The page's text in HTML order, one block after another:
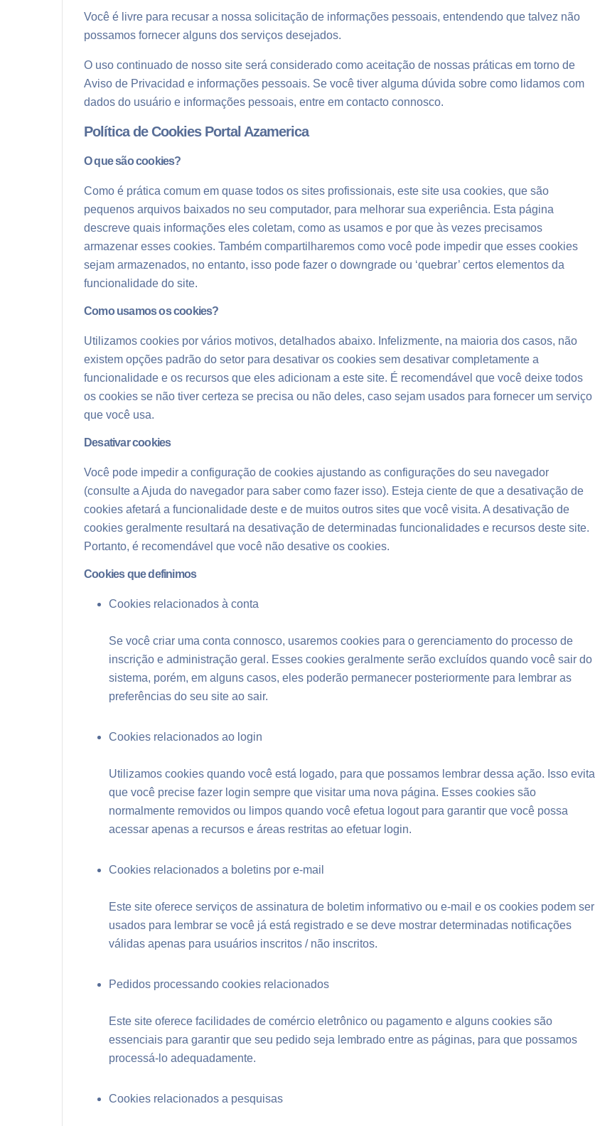
Você é livre para recusar a nossa solicitação de informações pessoais, entendendo que talvez não
possamos fornecer alguns dos serviços desejados.
O uso continuado de nosso site será considerado como aceitação de nossas práticas em torno de
Aviso de Privacidad e informações pessoais. Se você tiver alguma dúvida sobre como lidamos com
dados do usuário e informações pessoais, entre em contacto connosco.
Política de Cookies Portal Azamerica
O que são cookies?
Como é prática comum em quase todos os sites profissionais, este site usa cookies, que são
pequenos arquivos baixados no seu computador, para melhorar sua experiência. Esta página
descreve quais informações eles coletam, como as usamos e por que às vezes precisamos
armazenar esses cookies. Também compartilharemos como você pode impedir que esses cookies
sejam armazenados, no entanto, isso pode fazer o downgrade ou ‘quebrar’ certos elementos da
funcionalidade do site.
Como usamos os cookies?
Utilizamos cookies por vários motivos, detalhados abaixo. Infelizmente, na maioria dos casos, não
existem opções padrão do setor para desativar os cookies sem desativar completamente a
funcionalidade e os recursos que eles adicionam a este site. É recomendável que você deixe todos
os cookies se não tiver certeza se precisa ou não deles, caso sejam usados ​​para fornecer um serviço
que você usa.
Desativar cookies
Você pode impedir a configuração de cookies ajustando as configurações do seu navegador
(consulte a Ajuda do navegador para saber como fazer isso). Esteja ciente de que a desativação de
cookies afetará a funcionalidade deste e de muitos outros sites que você visita. A desativação de
cookies geralmente resultará na desativação de determinadas funcionalidades e recursos deste site.
Portanto, é recomendável que você não desative os cookies.
Cookies que definimos
Cookies relacionados à conta
Se você criar uma conta connosco, usaremos cookies para o gerenciamento do processo de
inscrição e administração geral. Esses cookies geralmente serão excluídos quando você sair do
sistema, porém, em alguns casos, eles poderão permanecer posteriormente para lembrar as
preferências do seu site ao sair.
Cookies relacionados ao login
Utilizamos cookies quando você está logado, para que possamos lembrar dessa ação. Isso evita
que você precise fazer login sempre que visitar uma nova página. Esses cookies são
normalmente removidos ou limpos quando você efetua logout para garantir que você possa
acessar apenas a recursos e áreas restritas ao efetuar login.
Cookies relacionados a boletins por e-mail
Este site oferece serviços de assinatura de boletim informativo ou e-mail e os cookies podem ser
usados ​​para lembrar se você já está registrado e se deve mostrar determinadas notificações
válidas apenas para usuários inscritos / não inscritos.
Pedidos processando cookies relacionados
Este site oferece facilidades de comércio eletrônico ou pagamento e alguns cookies são
essenciais para garantir que seu pedido seja lembrado entre as páginas, para que possamos
processá-lo adequadamente.
Cookies relacionados a pesquisas